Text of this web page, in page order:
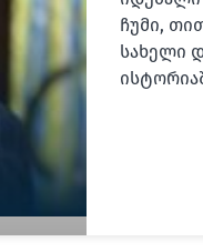
ჩუმი,
სახელი